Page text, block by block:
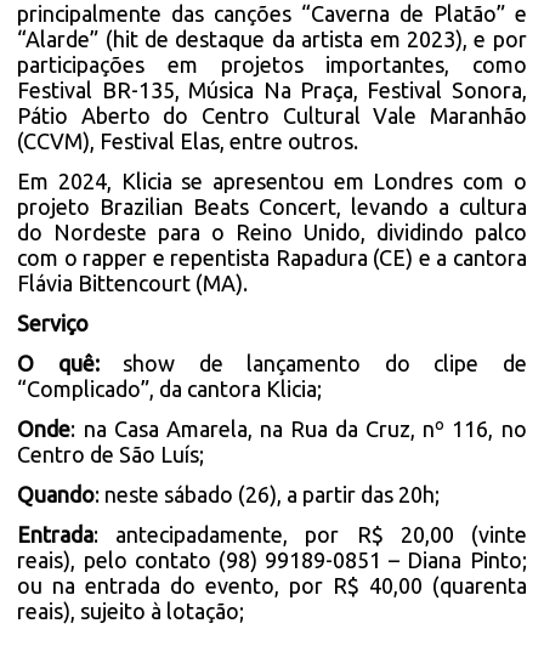
principalmente das canções “Caverna de Platão” e
“Alarde” (hit de destaque da artista em 2023), e por
participações em projetos importantes, como
Festival BR-135, Música Na Praça, Festival Sonora,
Pátio Aberto do Centro Cultural Vale Maranhão
(CCVM), Festival Elas, entre outros.
Em 2024, Klicia se apresentou em Londres com o
projeto Brazilian Beats Concert, levando a cultura
do Nordeste para o Reino Unido, dividindo palco
com o rapper e repentista Rapadura (CE) e a cantora
Flávia Bittencourt (MA).
Serviço
O quê: show de lançamento do clipe de
“Complicado”, da cantora Klicia;
Onde: na Casa Amarela, na Rua da Cruz, nº 116, no
Centro de São Luís;
Quando: neste sábado (26), a partir das 20h;
Entrada: antecipadamente, por R$ 20,00 (vinte
reais), pelo contato (98) 99189-0851 – Diana Pinto;
ou na entrada do evento, por R$ 40,00 (quarenta
reais), sujeito à lotação;